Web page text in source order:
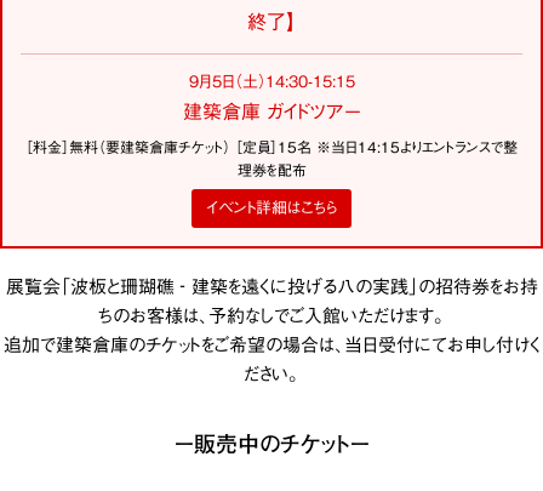
終了】
9月5日（土）14:30-15:15
建築倉庫 ガイドツアー
［料金］無料（要建築倉庫チケット） ［定員］15名 ※当日14:15よりエントランスで整
理券を配布
イベント詳細はこちら
展覧会「波板と珊瑚礁 ‐ 建築を遠くに投げる八の実践」の招待券をお持
ちのお客様は、予約なしでご入館いただけます。
追加で建築倉庫のチケットをご希望の場合は、当日受付にてお申し付けく
ださい。
ー販売中のチケットー